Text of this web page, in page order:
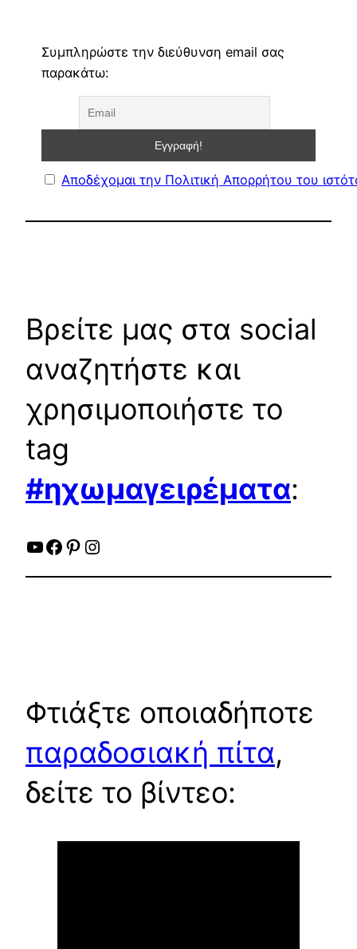
Συμπληρώστε την διεύθυνση email σας
παρακάτω:
Αποδέχομαι την Πολιτική Απορρήτου του
Βρείτε μας στα social
αναζητήστε και
χρησιμοποιήστε το
tag
#ηχωμαγειρέματα:
YouTube
Facebook
Pinterest
Instagram
Φτιάξτε οποιαδήποτε
παραδοσιακή πίτα,
δείτε το βίντεο: